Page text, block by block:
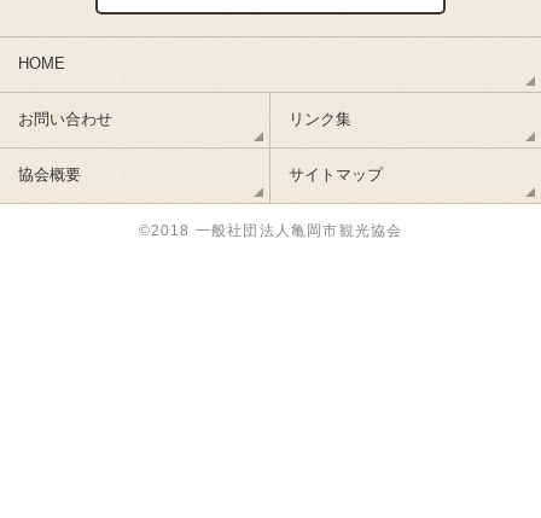
HOME
お問い合わせ リンク集
協会概要 サイトマップ
©2018 一般社団法人亀岡市観光協会